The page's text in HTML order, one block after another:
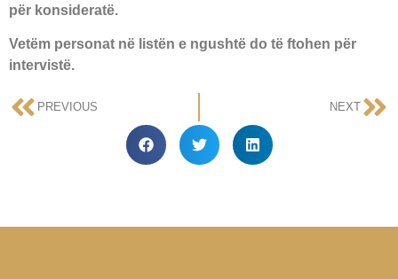
për konsideratë.
Vetëm personat në listën e ngushtë do të ftohen për
intervistë.
PREVIOUS NEXT